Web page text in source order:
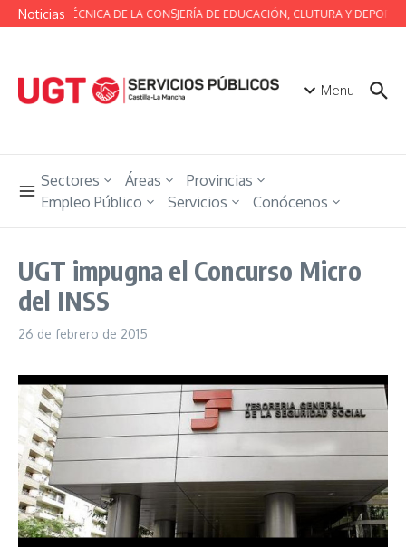
Saltar al contenido
Noticias
MESA TÉCNICA DE LA CONSJERÍA DE EDUCACIÓN, CLUTURA Y
Menu
Sectores Áreas
Provincias
Empleo Público
Servicios Conócenos
UGT impugna el Concurso Micro
del INSS
26 de febrero de 2015